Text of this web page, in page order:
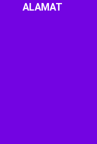
ALAMAT